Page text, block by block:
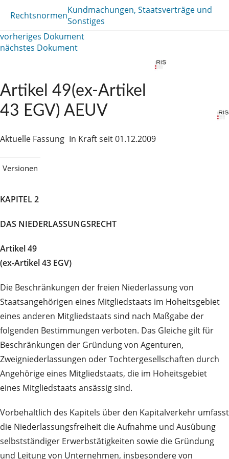
RechtsnormenKundmachungen, Staatsverträge und
Sonstiges
vorheriges Dokument
nächstes Dokument
Artikel 49(ex-Artikel
43 EGV) AEUV
Aktuelle Fassung In Kraft seit 01.12.2009
Versionen
KAPITEL 2
DAS NIEDERLASSUNGSRECHT
Artikel 49
(ex-Artikel 43 EGV)
Die Beschränkungen der freien Niederlassung von
Staatsangehörigen eines Mitgliedstaats im Hoheitsgebiet
eines anderen Mitgliedstaats sind nach Maßgabe der
folgenden Bestimmungen verboten. Das Gleiche gilt für
Beschränkungen der Gründung von Agenturen,
Zweigniederlassungen oder Tochtergesellschaften durch
Angehörige eines Mitgliedstaats, die im Hoheitsgebiet
eines Mitgliedstaats ansässig sind.
Vorbehaltlich des Kapitels über den Kapitalverkehr umfasst
die Niederlassungsfreiheit die Aufnahme und Ausübung
selbstständiger Erwerbstätigkeiten sowie die Gründung
und Leitung von Unternehmen, insbesondere von